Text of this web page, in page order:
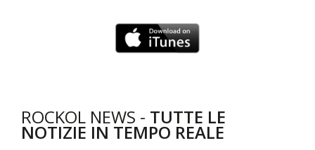
ROCKOL NEWS - TUTTE LE
NOTIZIE IN TEMPO REALE